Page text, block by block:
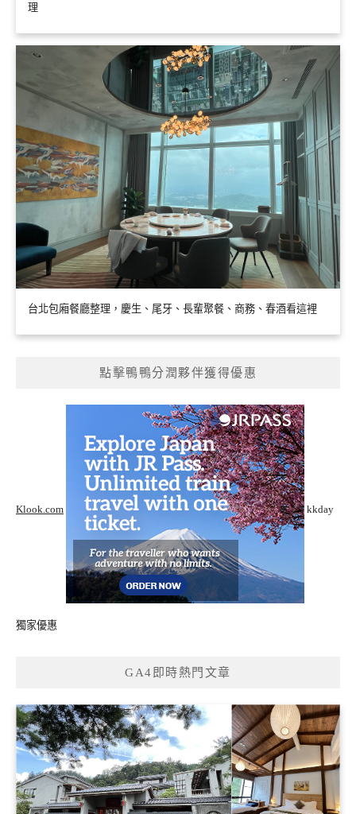
理
台北包廂餐廳整理，慶生、尾牙、長輩聚餐、商務、春酒看這裡
點擊鴨鴨分潤夥伴獲得優惠
Klook.com kkday
獨家優惠
GA4即時熱門文章